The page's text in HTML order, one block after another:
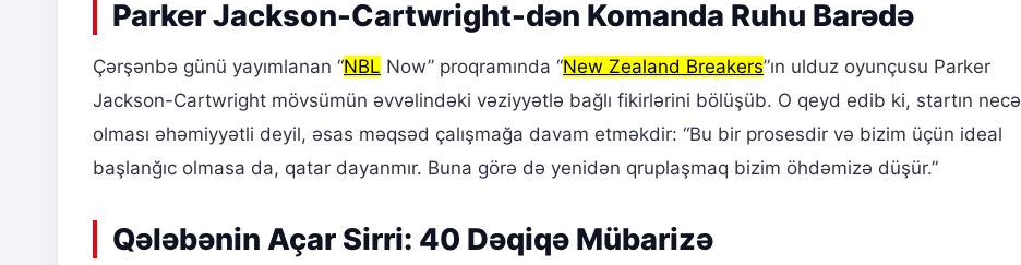
Parker Jackson-Cartwright-dən Komanda Ruhu Barədə
Çərşənbə günü yayımlanan “NBL Now” proqramında “New Zealand Breakers”ın ulduz oyunçusu Parker
Jackson-Cartwright mövsümün əvvəlindəki vəziyyətlə bağlı fikirlərini bölüşüb. O qeyd edib ki, startın necə
olması əhəmiyyətli deyil, əsas məqsəd çalışmağa davam etməkdir: “Bu bir prosesdir və bizim üçün ideal
başlanğıc olmasa da, qatar dayanmır. Buna görə də yenidən qruplaşmaq bizim öhdəmizə düşür.”
Qələbənin Açar Sirri: 40 Dəqiqə Mübarizə